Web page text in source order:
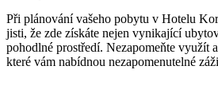
Při plánování vašeho pobytu v Hotelu
jisti, že zde ⁢získáte​ nejen vynikající
pohodlné prostředí. Nezapomeňte⁤ využít
které vám nabídnou nezapomenutelné